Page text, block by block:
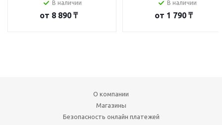
В наличии
от 8 890 ₸
В наличии
от 1 790 ₸
О компании
Магазины
Безопасность онлайн платежей